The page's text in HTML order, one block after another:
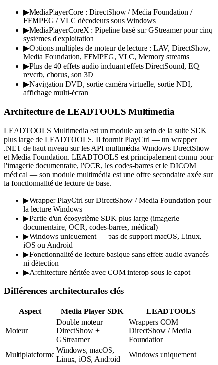
▶MediaPlayerCore : DirectShow / Media Foundation /
FFMPEG / VLC décodeurs sous Windows
▶MediaPlayerCoreX : Pipeline basé sur GStreamer pour cinq
systèmes d'exploitation
▶Options multiples de moteur de lecture : LAV, DirectShow,
Media Foundation, FFMPEG, VLC, Memory streams
▶Plus de 40 effets audio incluant effets DirectSound, EQ,
reverb, chorus, son 3D
▶Navigation DVD, sortie caméra virtuelle, sortie NDI,
affichage multi-écran
Architecture de LEADTOOLS Multimedia
LEADTOOLS Multimedia est un module au sein de la suite SDK
plus large de LEADTOOLS. Il fournit PlayCtrl — un wrapper
.NET de haut niveau sur les API multimédia Windows DirectShow
et Media Foundation. LEADTOOLS est principalement connu pour
l'imagerie documentaire, l'OCR, les codes-barres et le DICOM
médical — son module multimédia est une offre secondaire axée sur
la fonctionnalité de lecture de base.
▶Wrapper PlayCtrl sur DirectShow / Media Foundation pour
la lecture Windows
▶Partie d'un écosystème SDK plus large (imagerie
documentaire, OCR, codes-barres, médical)
▶Windows uniquement — pas de support macOS, Linux,
iOS ou Android
▶Fonctionnalité de lecture basique sans effets audio avancés
ni détection
▶Architecture héritée avec COM interop sous le capot
Différences architecturales clés
Aspect Media Player SDK LEADTOOLS
Moteur
Double moteur
DirectShow +
GStreamer
Wrappers COM
DirectShow / Media
Foundation
Multiplateforme
Windows, macOS,
Linux, iOS, Android
Windows uniquement